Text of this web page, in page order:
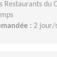
Restaurants
: 2 jour/